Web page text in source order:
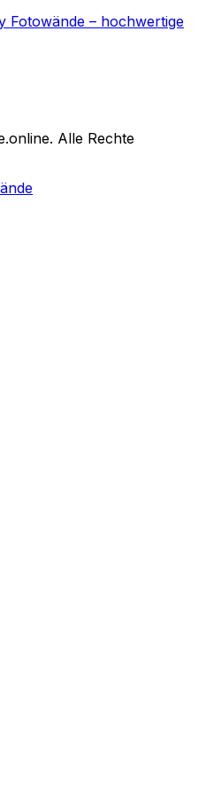
Fotowände – hochwertige
. Alle Rechte